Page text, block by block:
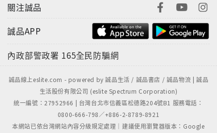
關注誠品
誠品APP
內政部警政署 165全民防騙網
誠品線上eslite.com - powered by 誠品生活 / 誠品書店 / 誠品物流 | 誠品
生活股份有限公司 (eslite Spectrum Corporation)
統一編號：27952966 | 台灣台北市信義區松德路204號B1 服務電話：
0800-666-798／+886-2-8789-8921
本網站已依台灣網站內容分級規定處理｜建議使用瀏覽器版本：Google